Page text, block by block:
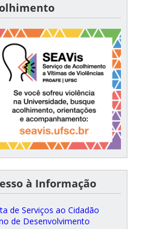
à Informação
de Serviços ao Cidadão
de Desenvolvimento